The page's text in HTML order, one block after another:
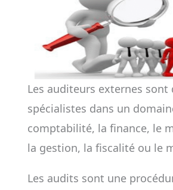
Les auditeurs externes sont
spécialistes dans un
comptabilité, la finance, le
la gestion, la fiscalité ou le
Les audits sont une